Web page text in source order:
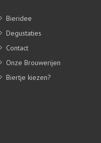
Bieridee
Degustaties
Contact
Onze Brouwerijen
Biertje kiezen?